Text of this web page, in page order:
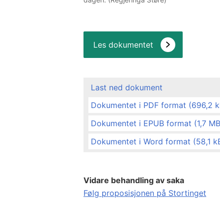
Les dokumentet
Last ned dokument
Dokumentet i PDF format (696,2
Dokumentet i EPUB format (1,7
Dokumentet i Word format (58,1
Vidare behandling av saka
Følg proposisjonen på Stortinget